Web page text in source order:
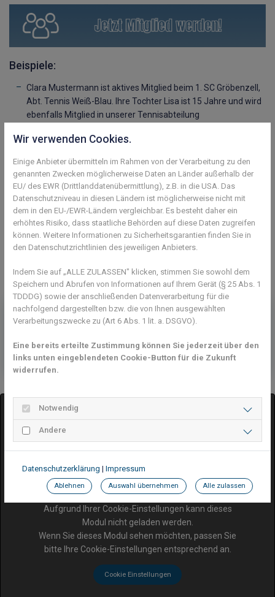
Beispiele:
Clara Mustermann ist aktives Mitglied beim 1. SC Gröbenzell,
Abt. Tennis Weiß-Blau. Ihre Tochter Lisa ist 15 Jahre und wird
ebenfalls Mitglied in unserer Tennisabteilung
240 € (Clara Mustermann) + 60 € (Lisa Mustermann) = 300 €
Das Ehepaar Mustermann tritt mit ihrem 10 Jährigen Sohn
ein, dann beträgt der Beitrag
240 € + 195 € + 60 € = 495 €
Ersparnis: 75 € gegenüber der Summe der jeweiligen
Einzelmitgliedschaften
Tennis – aktuell mit Abstand die
schönste Sportart!Werde jetzt
Mitglied bei uns im Club!
Google Maps inaktiv
Aufgrund Ihrer Cookie-Einstellungen kann dieses
Modul nicht geladen werden.
Wenn Sie dieses Modul sehen möchten, passen Sie
bitte Ihre Cookie-Einstellungen entsprechend an.
Cookie Einstellungen
Wir verwenden Cookies.
Einige Anbieter übermitteln im Rahmen von der Verarbeitung zu den
genannten Zwecken möglicherweise Daten an Länder außerhalb der
EU/ des EWR (Drittlanddatenübermittlung), z.B. in die USA. Das
Datenschutzniveau in diesen Ländern ist möglicherweise nicht mit
dem in den EU-/EWR-Ländern vergleichbar. Es besteht daher ein
erhöhtes Risiko, dass staatliche Behörden auf diese Daten zugreifen
können. Weitere Informationen zu Sicherheitsgarantien finden Sie in
den Datenschutzrichtlinien des jeweiligen Anbieters.
Indem Sie auf „ALLE ZULASSEN" klicken, stimmen Sie sowohl dem
Speichern und Abrufen von Informationen auf Ihrem Gerät (§ 25 Abs. 1
TDDDG) sowie der anschließenden Datenverarbeitung für die
nachfolgend dargestellten bzw. die von Ihnen ausgewählten
Verarbeitungszwecke zu (Art 6 Abs. 1 lit. a. DSGVO).
Eine bereits erteilte Zustimmung können Sie jederzeit über den
links unten eingeblendeten Cookie-Button für die Zukunft
widerrufen.
Notwendig
Andere
Datenschutzerklärung | Impressum
Ablehnen Auswahl übernehmen Alle zulassen